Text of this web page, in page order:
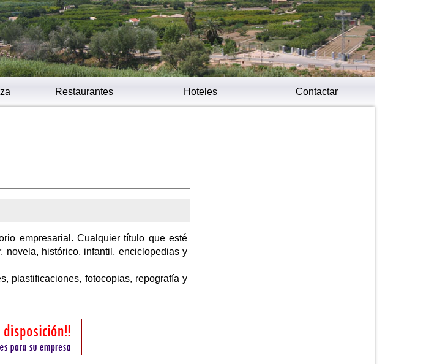
Restaurantes Hoteles Contactar
empresarial. Cualquier título que esté
novela, histórico, infantil, enciclopedias y
plastificaciones, fotocopias, repografía y